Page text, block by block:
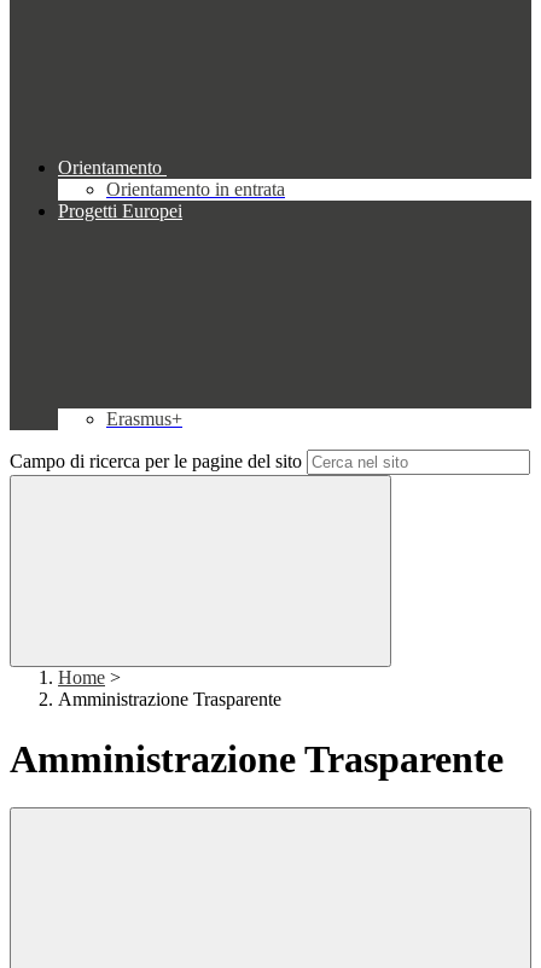
Orientamento
Orientamento in entrata
Progetti Europei
Erasmus+
Campo di ricerca per le pagine del sito
Home >
Amministrazione Trasparente
Amministrazione Trasparente